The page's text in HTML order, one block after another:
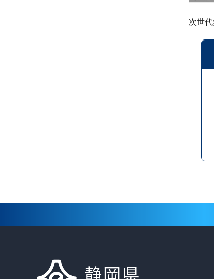
次世